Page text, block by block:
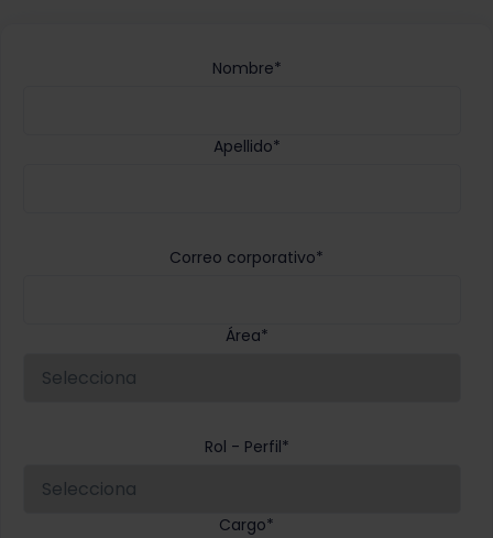
Nombre*
Apellido*
Correo corporativo*
Área*
Rol - Perfil*
Cargo*